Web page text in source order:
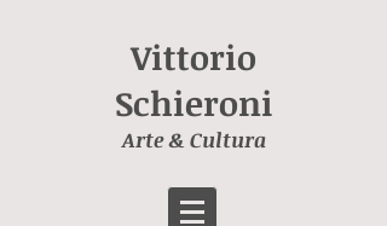
Vittorio
Schieroni
Arte & Cultura